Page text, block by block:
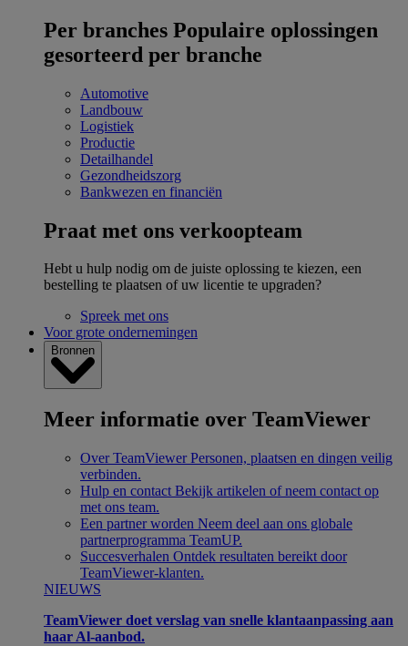
Per branches Populaire oplossingen
gesorteerd per branche
Automotive
Landbouw
Logistiek
Productie
Detailhandel
Gezondheidszorg
Bankwezen en financiën
Praat met ons verkoopteam
Hebt u hulp nodig om de juiste oplossing te kiezen, een
bestelling te plaatsen of uw licentie te upgraden?
Spreek met ons
Voor grote ondernemingen
Bronnen
Meer informatie over TeamViewer
Over TeamViewer Personen, plaatsen en dingen veilig
verbinden.
Hulp en contact Bekijk artikelen of neem contact op
met ons team.
Een partner worden Neem deel aan ons globale
partnerprogramma TeamUP.
Succesverhalen Ontdek resultaten bereikt door
TeamViewer-klanten.
NIEUWS
TeamViewer doet verslag van snelle klantaanpassing aan
haar Al-aanbod.